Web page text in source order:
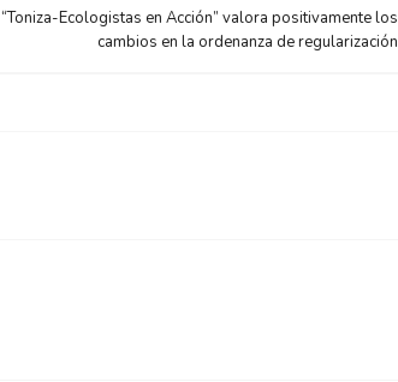
“Toniza-Ecologistas en Acción” valora positivamente los
cambios en la ordenanza de regularización